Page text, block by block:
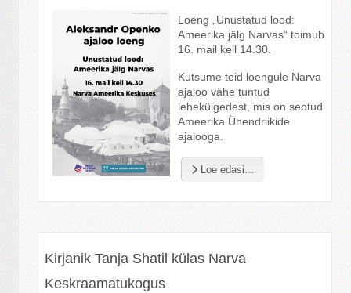
Loeng „Unustatud lood:
Ameerika jälg Narvas“ toimub
16. mail kell 14.30.
Kutsume teid loengule Narva
ajaloo vähe tuntud
lehekülgedest, mis on seotud
Ameerika Ühendriikide
ajalooga.
Loe edasi…
Kirjanik Tanja Shatil külas Narva
Keskraamatukogus